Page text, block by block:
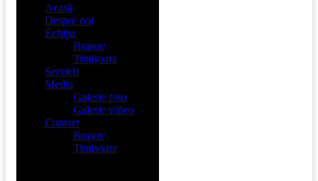
Acasă
Despre noi
Echipa
Brașov
Timișoara
Servicii
Media
Galerie foto
Galerie video
Contact
Brașov
Timișoara